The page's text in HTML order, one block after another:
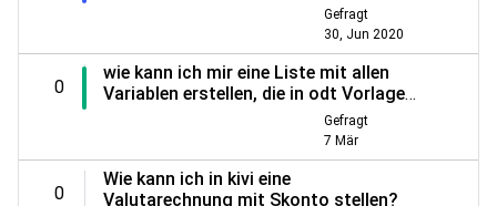
Gefragt
30, Jun 2020
0
wie kann ich mir eine Liste mit allen
Variablen erstellen, die in odt Vorlagen
Gefragt
7 Mär
0
Wie kann ich in kivi eine
Valutarechnung mit Skonto stellen?